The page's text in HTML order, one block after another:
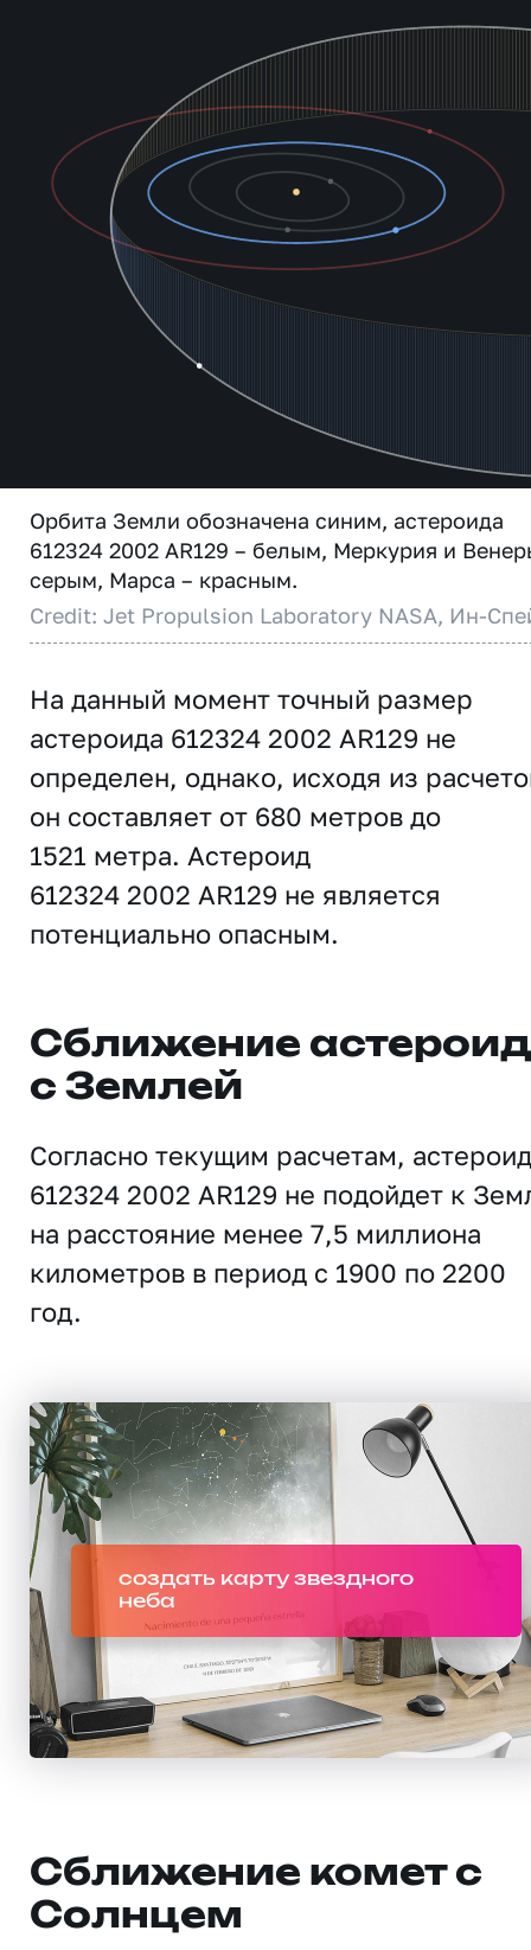
Орбита Земли обозначена синим, астероида
612324 2002 AR129 – белым, Меркурия и
серым, Марса – красным.
Credit: Jet Propulsion Laboratory NASA, Ин-
На данный момент точный размер
астероида 612324 2002 AR129 не
определен, однако, исходя из
он составляет от 680 метров до
1521 метра. Астероид
612324 2002 AR129 не является
потенциально опасным.
Сближение
с Землей
Согласно текущим расчетам, астероид
612324 2002 AR129 не подойдет к
на расстояние менее 7,5 миллиона
километров в период с 1900 по 2200
год.
создать карту звездного
неба
Сближение комет с
Солнцем